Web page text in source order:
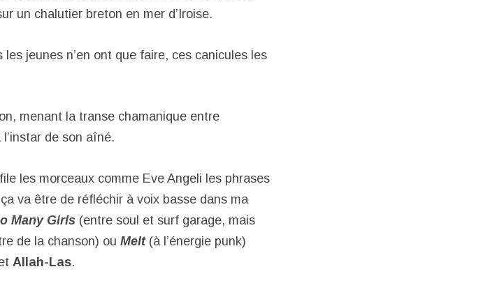
un chalutier breton en mer d’Iroise.
jeunes n’en ont que faire, ces canicules les
menant la transe chamanique entre
l’instar de son aîné.
les morceaux comme Eve Angeli les phrases
va être de réfléchir à voix basse dans ma
Many Girls (entre soul et surf garage, mais
de la chanson) ou Melt(à l’énergie punk)
Allah-Las.